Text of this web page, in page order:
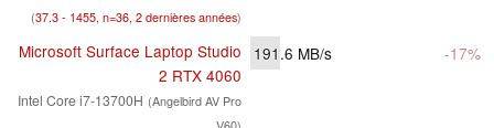
(37.3 - 1455, n=36, 2 dernières années)
Microsoft Surface Laptop Studio
2 RTX 4060
Intel Core i7-13700H (Angelbird AV Pro
191.6 MB/s -17%